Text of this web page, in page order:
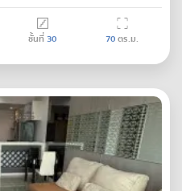
ชั้นที่30 70ตร.ม.